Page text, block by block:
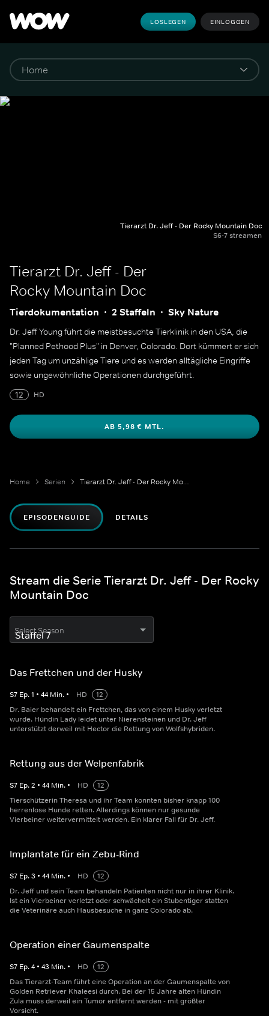
LOSLEGEN EINLOGGEN
Tierarzt Dr. Jeff - Der Rocky Mountain Doc
S6-7 streamen
Tierarzt Dr. Jeff - Der
Rocky Mountain Doc
Tierdokumentation 2 Staffeln Sky Nature
Dr. Jeff Young führt die meistbesuchte Tierklinik in den USA, die
"Planned Pethood Plus" in Denver, Colorado. Dort kümmert er sich
jeden Tag um unzählige Tiere und es werden alltägliche Eingriffe
sowie ungewöhnliche Operationen durchgeführt.
12
HD
AB 5,98 € MTL.
Home Serien Tierarzt Dr. Jeff - Der Rocky Mountain Doc
EPISODENGUIDE DETAILS
Stream die Serie Tierarzt Dr. Jeff - Der Rocky
Mountain Doc
Select Season
Das Frettchen und der Husky
S7 Ep.1 • 44 Min. • HD
12
Dr. Baier behandelt ein Frettchen, das von einem Husky verletzt
wurde. Hündin Lady leidet unter Nierensteinen und Dr. Jeff
unterstützt derweil mit Hector die Rettung von Wolfshybriden.
Rettung aus der Welpenfabrik
S7 Ep.2 • 44 Min. • HD
12
Tierschützerin Theresa und ihr Team konnten bisher knapp 100
herrenlose Hunde retten. Allerdings können nur gesunde
Vierbeiner weitervermittelt werden. Ein klarer Fall für Dr. Jeff.
Implantate für ein Zebu-Rind
S7 Ep.3 • 44 Min. • HD
12
Dr. Jeff und sein Team behandeln Patienten nicht nur in ihrer Klinik.
Ist ein Vierbeiner verletzt oder schwächelt ein Stubentiger statten
die Veterinäre auch Hausbesuche in ganz Colorado ab.
Operation einer Gaumenspalte
S7 Ep.4 • 43 Min. • HD
12
Das Tierarzt-Team führt eine Operation an der Gaumenspalte von
Golden Retriever Khaleesi durch. Bei der 15 Jahre alten Hündin
Zula muss derweil ein Tumor entfernt werden - mit größter
Vorsicht.